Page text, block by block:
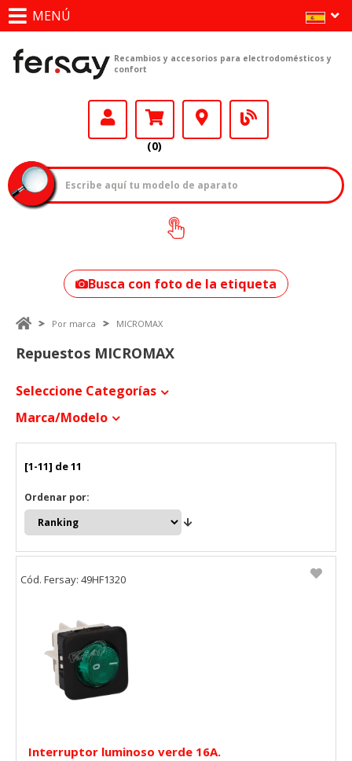
MENÚ
Recambios y accesorios para electrodomésticos y
confort
(0)
¿Cómo encontrar
tu modelo?
Busca con foto de la etiqueta
Por marca MICROMAX
Repuestos MICROMAX
Seleccione Categorías
Marca/modelo
[1-11] de 11
Ordenar por:
Interruptor luminoso verde 16A.
Cód. Fersay: 49HF1320